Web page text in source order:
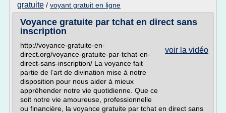
gratuite / voyant gratuit en ligne
Voyance gratuite par tchat en direct sans
inscription
voir la vidéo
http://voyance-gratuite-en-
direct.org/voyance-gratuite-par-tchat-en-
direct-sans-inscription/ La voyance fait
partie de l’art de divination mise à notre
disposition pour nous aider à mieux
appréhender notre vie quotidienne. Que ce
soit notre vie amoureuse, professionnelle
ou financière, la voyance gratuite par tchat en direct sans